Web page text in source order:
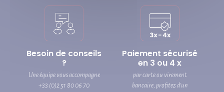
Besoin de conseils
?
Une équipe vous accompagne
+33 (0)2 51 80 06 70
Paiement sécurisé
en 3 ou 4 x
par carte ou virement
bancaire, profitez d’un